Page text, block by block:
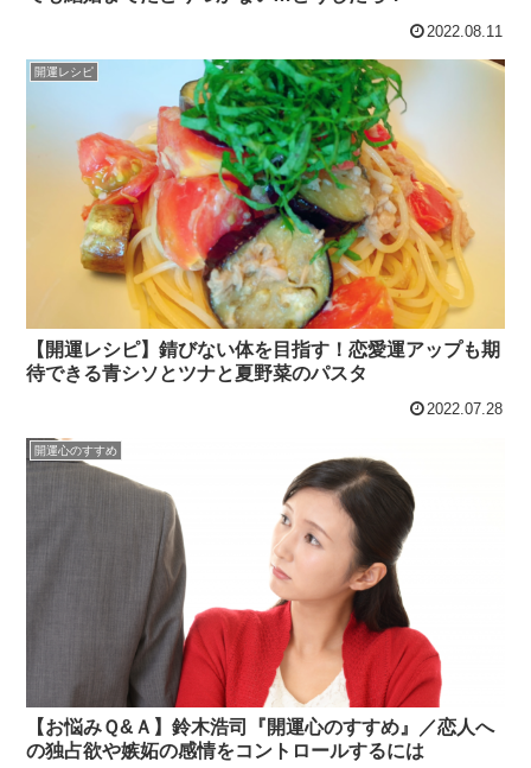
2022.08.11
開運レシピ
【開運レシピ】錆びない体を目指す！恋愛運アップも期
待できる青シソとツナと夏野菜のパスタ
2022.07.28
開運心のすすめ
【お悩みＱ&Ａ】鈴木浩司『開運心のすすめ』／恋人へ
の独占欲や嫉妬の感情をコントロールするには